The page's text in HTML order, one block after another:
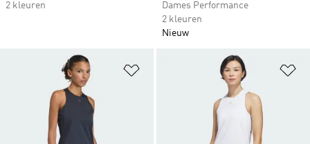
2 kleuren
Dames Performance
2 kleuren
Nieuw
Op verlanglijst zetten